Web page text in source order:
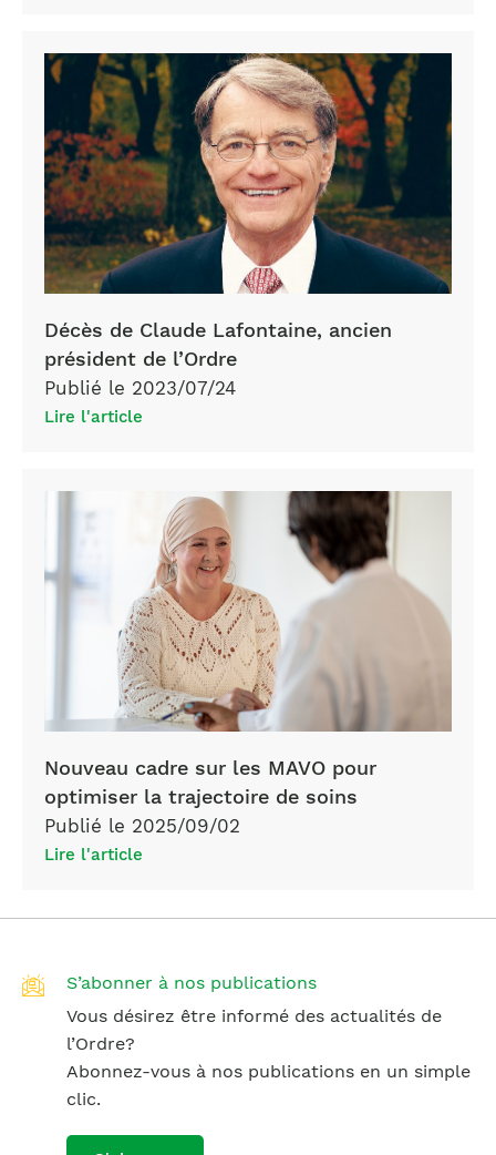
Décès de Claude Lafontaine, ancien
président de l’Ordre
Publié le 2023/07/24
Lire l'article
Nouveau cadre sur les MAVO pour
optimiser la trajectoire de soins
Publié le 2025/09/02
Lire l'article
S’abonner à nos publications
Vous désirez être informé des actualités de
l’Ordre?
Abonnez-vous à nos publications en un simple
clic.